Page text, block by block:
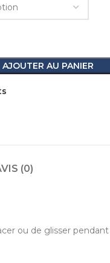
AJOUTER AU PANIER
(0)
ou de glisser